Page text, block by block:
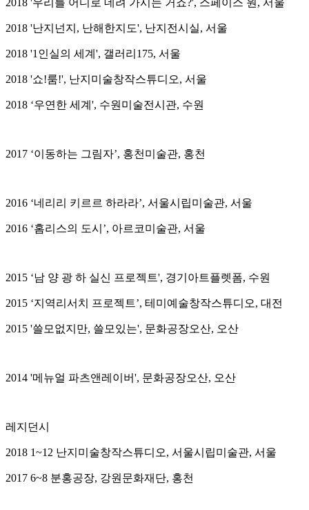
2018 '난지넌지, 난해한지도', 난지전시실, 서울
2018 '1인실의 세계', 갤러리175, 서울
2018 '쇼!룸!', 난지미술창작스튜디오, 서울
2018 ‘우연한 세계', 수원미술전시관, 수원
2017 ‘이동하는 그림자’, 홍천미술관, 홍천
2016 ‘네리리 키르르 하라라’, 서울시립미술관, 서울
2016 ‘홈리스의 도시’, 아르코미술관, 서울
2015 ‘남 양 광 하 실신 프로젝트', 경기아트플렛폼, 수원
2015 ‘지역리서치 프로젝트’, 테미예술창작스튜디오, 대전
2015 '쓸모없지만, 쓸모있는', 문화공장오산, 오산
2014 '메뉴얼 파츠앤레이버', 문화공장오산, 오산
레지던시
2018 1~12 난지미술창작스튜디오, 서울시립미술관, 서울
2017 6~8 분홍공장, 강원문화재단, 홍천